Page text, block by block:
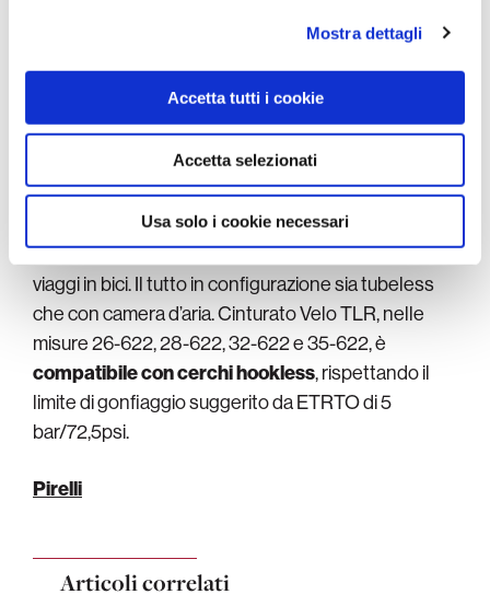
analizzare il nostro traffico. Condividiamo inoltre
nostri partner che si occupano di analisi dei dati web,
pubblicità e social media, i quali potrebbero combinarle
con altre informazioni che ha fornito loro o che hanno
raccolto dal suo utilizzo dei loro servizi.
Mostra dettagli
Accetta tutti i cookie
Accetta selezionati
Usa solo i cookie necessari
. Questo combina
speciali componenti chimici per una resistenza
contro le forature di assoluta.
misure del Cinturato Velovariano da 26-622
fino a 35-622 e ne fanno una gomma
estremamente versatile: adatta alle gare, agli
allenamenti dei pro’, al commuting quotidiano fino ai
viaggi in bici. Il tutto in configurazione sia tubeless
che con camera d’aria. Cinturato Velo TLR, nelle
misure 26-622, 28-622, 32-622 e 35-622, è
compatibile con cerchi hookless, rispettando il
limite di gonfiaggio suggerito da ETRTO di 5
bar/72,5psi.
Pirelli
Articoli correlati